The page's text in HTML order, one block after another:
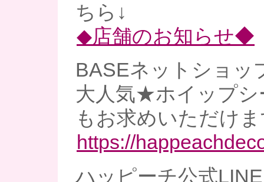
ちら↓
◆店舗のお知らせ◆
BASEネットショッ
大人気★ホイップシ
もお求めいただけ
https://
ハッピーチ公式